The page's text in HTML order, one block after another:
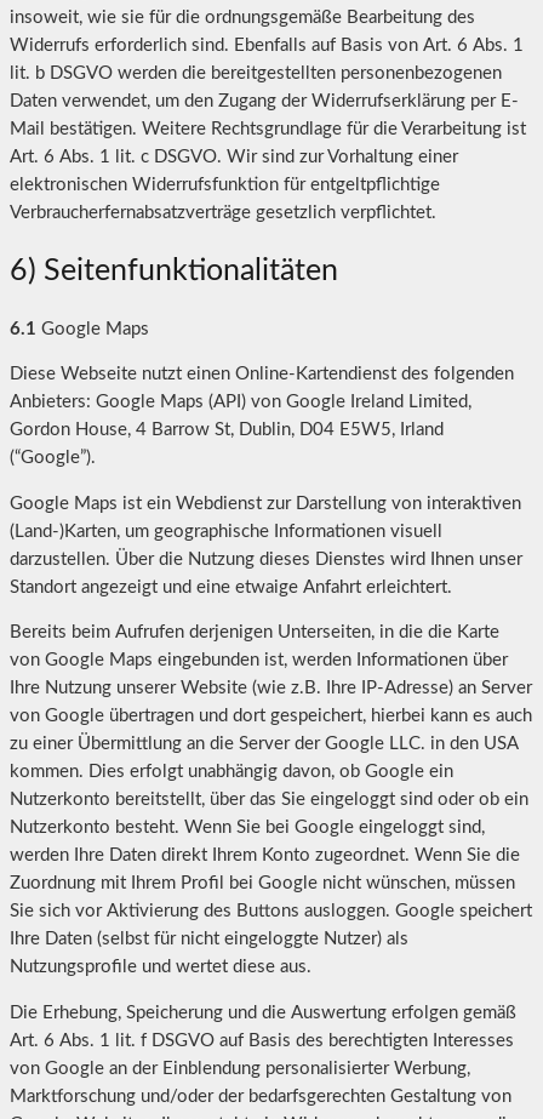
insoweit, wie sie für die ordnungsgemäße Bearbeitung des
Widerrufs erforderlich sind. Ebenfalls auf Basis von Art. 6 Abs. 1
lit. b DSGVO werden die bereitgestellten personenbezogenen
Daten verwendet, um den Zugang der Widerrufserklärung per E-
Mail bestätigen. Weitere Rechtsgrundlage für die Verarbeitung ist
Art. 6 Abs. 1 lit. c DSGVO. Wir sind zur Vorhaltung einer
elektronischen Widerrufsfunktion für entgeltpflichtige
Verbraucherfernabsatzverträge gesetzlich verpflichtet.
6) Seitenfunktionalitäten
6.1 Google Maps
Diese Webseite nutzt einen Online-Kartendienst des folgenden
Anbieters: Google Maps (API) von Google Ireland Limited,
Gordon House, 4 Barrow St, Dublin, D04 E5W5, Irland
(“Google”).
Google Maps ist ein Webdienst zur Darstellung von interaktiven
(Land-)Karten, um geographische Informationen visuell
darzustellen. Über die Nutzung dieses Dienstes wird Ihnen unser
Standort angezeigt und eine etwaige Anfahrt erleichtert.
Bereits beim Aufrufen derjenigen Unterseiten, in die die Karte
von Google Maps eingebunden ist, werden Informationen über
Ihre Nutzung unserer Website (wie z.B. Ihre IP-Adresse) an Server
von Google übertragen und dort gespeichert, hierbei kann es auch
zu einer Übermittlung an die Server der Google LLC. in den USA
kommen. Dies erfolgt unabhängig davon, ob Google ein
Nutzerkonto bereitstellt, über das Sie eingeloggt sind oder ob ein
Nutzerkonto besteht. Wenn Sie bei Google eingeloggt sind,
werden Ihre Daten direkt Ihrem Konto zugeordnet. Wenn Sie die
Zuordnung mit Ihrem Profil bei Google nicht wünschen, müssen
Sie sich vor Aktivierung des Buttons ausloggen. Google speichert
Ihre Daten (selbst für nicht eingeloggte Nutzer) als
Nutzungsprofile und wertet diese aus.
Die Erhebung, Speicherung und die Auswertung erfolgen gemäß
Art. 6 Abs. 1 lit. f DSGVO auf Basis des berechtigten Interesses
von Google an der Einblendung personalisierter Werbung,
Marktforschung und/oder der bedarfsgerechten Gestaltung von